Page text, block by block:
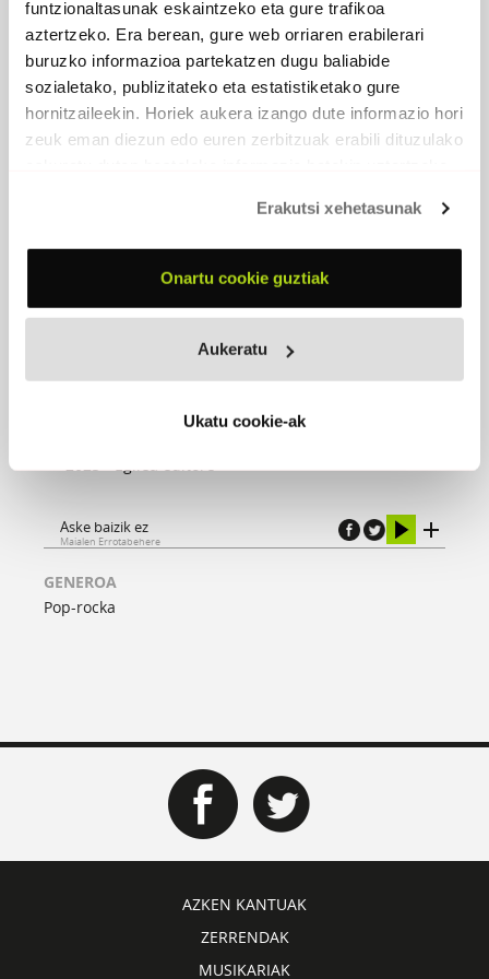
funtzionaltasunak eskaintzeko eta gure trafikoa
aztertzeko. Era berean, gure web orriaren erabilerari
buruzko informazioa partekatzen dugu baliabide
sozialetako, publizitateko eta estatistiketako gure
hornitzaileekin. Horiek aukera izango dute informazio hori
zeuk eman diezun edo euren zerbitzuak erabili dituzulako
Erakutsi xehetasunak
Onartu cookie guztiak
Aukeratu
Ukatu cookie-ak
ANIMUS ANIMA
Aske baizik ez
Maialen Errotabehere
GENEROA
Pop-rocka
AZKEN KANTUAK
ZERRENDAK
MUSIKARIAK